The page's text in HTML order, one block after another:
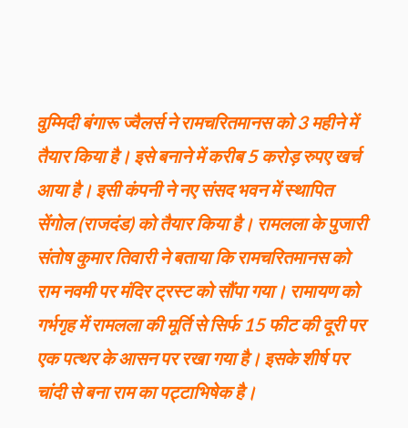
वुम्मिदी बंगारू ज्वैलर्स ने रामचरितमानस को 3 महीने में
तैयार किया है। इसे बनाने में करीब 5 करोड़ रुपए खर्च
आया है। इसी कंपनी ने नए संसद भवन में स्थापित
सेंगोल (राजदंड) को तैयार किया है। रामलला के पुजारी
संतोष कुमार तिवारी ने बताया कि रामचरितमानस को
राम नवमी पर मंदिर ट्रस्ट को सौंपा गया। रामायण को
गर्भगृह में रामलला की मूर्ति से सिर्फ 15 फीट की दूरी पर
एक पत्थर के आसन पर रखा गया है। इसके शीर्ष पर
चांदी से बना राम का पट्टाभिषेक है।